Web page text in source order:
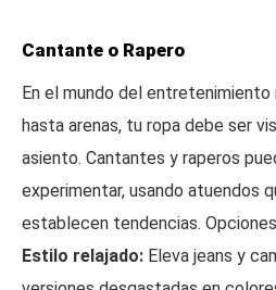
Cantante o Rapero
En el mundo del
hasta arenas, tu ropa debe ser
asiento. Cantantes y raperos
experimentar, usando atuendos
establecen tendencias.
Estilo relajado: Eleva jeans y